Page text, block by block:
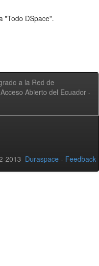
"Todo DSpace".
a la Red de
Abierto del Ecuador -
2013 Duraspace - Feedback